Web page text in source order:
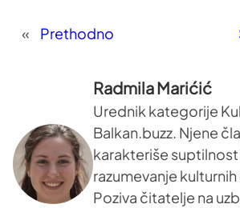
« Prethodno
Radmila Marićić
Urednik kategorije
Balkan.buzz. Njene
karakteriše
razumevanje
Poziva čitatelje na